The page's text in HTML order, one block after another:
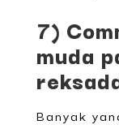
7)
muda
Banyak